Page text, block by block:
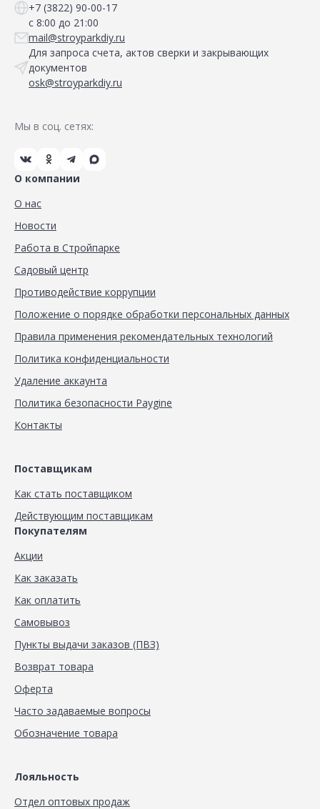
+7 (3822) 90-00-17
с 8:00 до 21:00
mail@stroyparkdiy.ru
Для запроса счета, актов сверки и закрывающих
документов
osk@stroyparkdiy.ru
Мы в соц. сетях:
О компании
О нас
Новости
Работа в Стройпарке
Садовый центр
Противодействие коррупции
Положение о порядке обработки персональных данных
Правила применения рекомендательных технологий
Политика конфиденциальности
Удаление аккаунта
Политика безопасности Paygine
Контакты
Поставщикам
Как стать поставщиком
Действующим поставщикам
Покупателям
Акции
Как заказать
Как оплатить
Самовывоз
Пункты выдачи заказов (ПВЗ)
Возврат товара
Оферта
Часто задаваемые вопросы
Обозначение товара
Лояльность
Отдел оптовых продаж